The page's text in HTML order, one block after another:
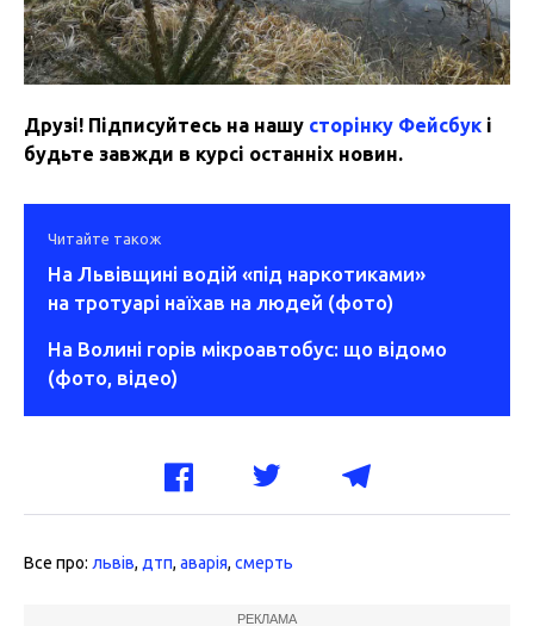
Друзі! Підписуйтесь на нашу сторінку Фейсбук і
будьте завжди в курсі останніх новин.
Читайте також
На Львівщині водій «під наркотиками»
на тротуарі наїхав на людей (фото)
На Волині горів мікроавтобус: що відомо
(фото, відео)
Все про: львів, дтп, аварія, смерть
РЕКЛАМА